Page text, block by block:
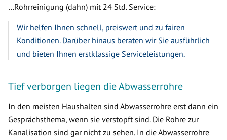
…Rohrreinigung (dahn) mit 24 Std. Service:
Wir helfen Ihnen schnell, preiswert und zu fairen
Konditionen. Darüber hinaus beraten wir Sie ausführlich
und bieten Ihnen erstklassige Serviceleistungen.
Tief verborgen liegen die Abwasserrohre
In den meisten Haushalten sind Abwasserrohre erst dann ein
Gesprächsthema, wenn sie verstopft sind. Die Rohre zur
Kanalisation sind gar nicht zu sehen. In die Abwasserrohre